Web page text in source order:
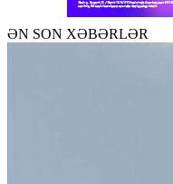
ƏN SON XƏBƏRLƏR